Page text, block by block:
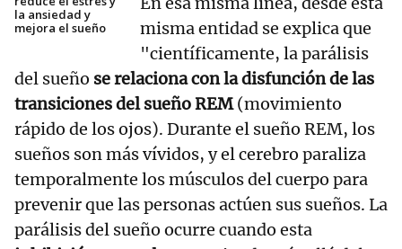
la ansiedad y
mejora el sueño
misma entidad se explica que
"científicamente, la parálisis
del sueño se relaciona con la disfunción de las
transiciones del sueño REM(movimiento
rápido de los ojos). Durante el sueño REM, los
sueños son más vívidos, y el cerebro paraliza
temporalmente los músculos del cuerpo para
prevenir que las personas actúen sus sueños. La
parálisis del sueño ocurre cuando esta